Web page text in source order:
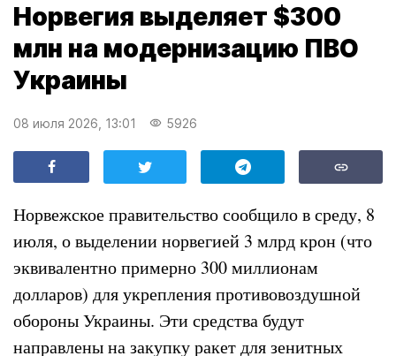
Норвегия выделяет $300
млн на модернизацию ПВО
Украины
08 июля 2026, 13:01 5926
Норвежское правительство сообщило в среду, 8
июля, о выделении норвегией 3 млрд крон (что
эквивалентно примерно 300 миллионам
долларов) для укрепления противовоздушной
обороны Украины. Эти средства будут
направлены на закупку ракет для зенитных